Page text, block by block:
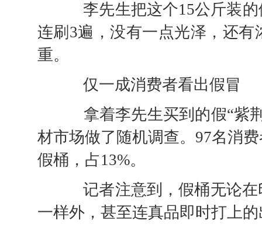
李先生把这个15公斤装的
连刷3遍，没有一点光泽，还
重。
仅一成消费者看出假冒
拿着李先生买到的假“紫荆
材市场做了随机调查。97名消
假桶，占13%。
记者注意到，假桶无论在
一样外，甚至连真品即时打上